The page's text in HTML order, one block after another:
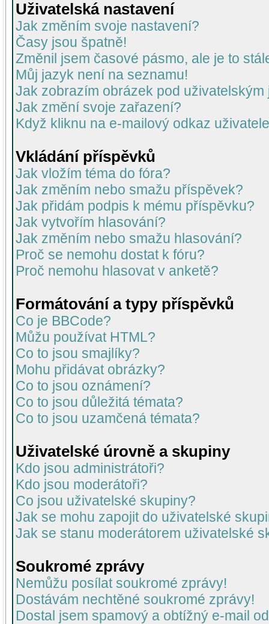
Uživatelská nastavení
Jak změním svoje nastavení?
Časy jsou špatně!
Změnil jsem časové pásmo, ale je to
Můj jazyk není na seznamu!
Jak zobrazím obrázek pod uživatelským
Jak změní svoje zařazení?
Když kliknu na e-mailový odkaz
Vkládání příspěvků
Jak vložím téma do fóra?
Jak změním nebo smažu příspěvek?
Jak přidám podpis k mému příspěvku?
Jak vytvořím hlasování?
Jak změním nebo smažu hlasování?
Proč se nemohu dostat k fóru?
Proč nemohu hlasovat v anketě?
Formátování a typy příspěvků
Co je BBCode?
Můžu používat HTML?
Co to jsou smajlíky?
Mohu přidávat obrázky?
Co to jsou oznámení?
Co to jsou důležitá témata?
Co to jsou uzamčená témata?
Uživatelské úrovně a skupiny
Kdo jsou administrátoři?
Kdo jsou moderátoři?
Co jsou uživatelské skupiny?
Jak se mohu zapojit do uživatelské
Jak se stanu moderátorem uživatelské
Soukromé zprávy
Nemůžu posílat soukromé zprávy!
Dostávám nechtěné soukromé zprávy!
Dostal jsem spamový a obtížný e-mail